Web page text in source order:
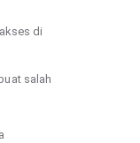
di
salah